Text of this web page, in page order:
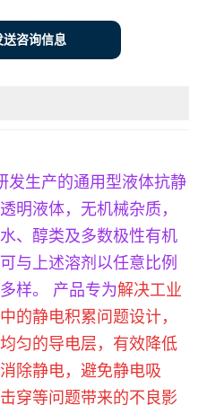
送咨询信息
发生产的通用型液体抗静
明液体，无机械杂质，
、醇类及多数极性有机
与上述溶剂以任意比例
样。 产品专为解决工业
的静电积累问题设计，
匀的导电层，有效降低
除静电，避免静电吸
穿等问题带来的不良影